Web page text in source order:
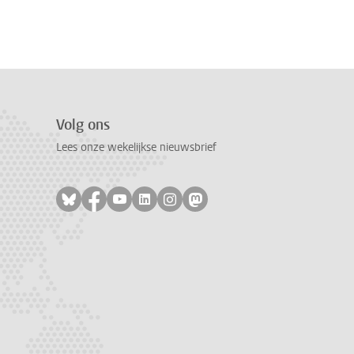
Volg ons
Lees onze wekelijkse nieuwsbrief
Volg ons op bluesky
Volg ons op facebook
Volg ons op youtube
Volg ons op linkedin
Volg ons op instagram
Volg ons op mastodon